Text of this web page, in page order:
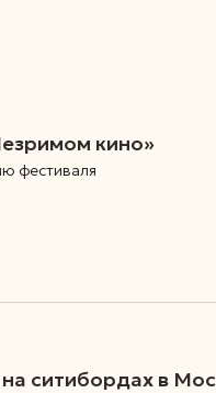
кино»
фестиваля
ситибордах в